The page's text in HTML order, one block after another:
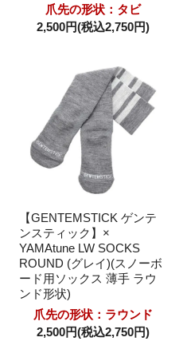
爪先の形状：タビ
2,500円(税込2,750円)
【GENTEMSTICK ゲンテ
ンスティック】×
YAMAtune LW SOCKS
ROUND (グレイ)(スノーボ
ード用ソックス 薄手 ラウ
ンド形状)
爪先の形状：ラウンド
2,500円(税込2,750円)